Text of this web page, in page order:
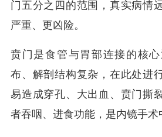
门五分之四的范围，真实病情
严重、更凶险。
贲门是食管与胃部连接的核
布、解剖结构复杂，在此处进
易造成穿孔、大出血、贲门撕
者吞咽、进食功能，是内镜手术